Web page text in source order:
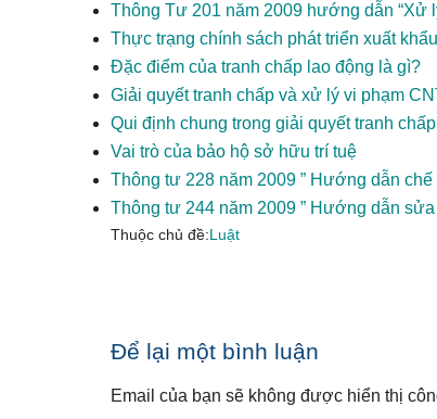
Thông Tư 201 năm 2009 hướng dẫn “Xử
Thực trạng chính sách phát triển xuất
Đặc điểm của tranh chấp lao động là gì?
Giải quyết tranh chấp và xử lý vi phạm
Qui định chung trong giải quyết tranh
Vai trò của bảo hộ sở hữu trí tuệ
Thông tư 228 năm 2009 ” Hướng dẫn
Thông tư 244 năm 2009 ” Hướng dẫn
Thuộc chủ đề:Luật
Reader
Interactions
Để lại một bình luận
Email của bạn sẽ không được hiển thị